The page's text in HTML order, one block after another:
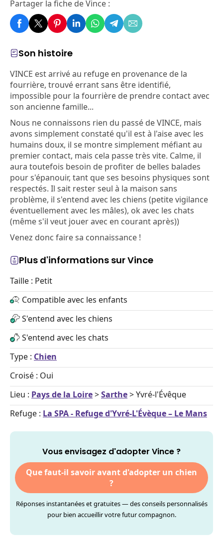
Son histoire
VINCE est arrivé au refuge en provenance de la
fourrière, trouvé errant sans être identifié,
impossible pour la fourrière de prendre contact avec
son ancienne famille...
Nous ne connaissons rien du passé de VINCE, mais
avons simplement constaté qu'il est à l'aise avec les
humains doux, il se montre simplement méfiant au
premier contact, mais cela passe très vite. Calme, il
aura toutefois besoin de profiter de belles balades
pour s'épanouir, tant que ses besoins physiques sont
respectés. Il sait rester seul à la maison sans
problème, il s'entend avec les chiens (petite vigilance
éventuellement avec les mâles), ok avec les chats
(même s'il veut jouer avec en courant après))
Venez donc faire sa connaissance !
Plus d'informations sur Vince
Taille : Petit
Compatible avec les enfants
S'entend avec les chiens
S'entend avec les chats
Type : Chien
Croisé : Oui
Lieu : Pays de la Loire>Sarthe> Yvré-l'Évêque
Refuge : La SPA - Refuge d'Yvré-L'Évèque – Le Mans
Vous envisagez d'adopter Vince ?
Que faut-il savoir avant d'adopter un chien
?
Réponses instantanées et gratuites — des conseils personnalisés
pour bien accueillir votre futur compagnon.
Partager la fiche de Vince :